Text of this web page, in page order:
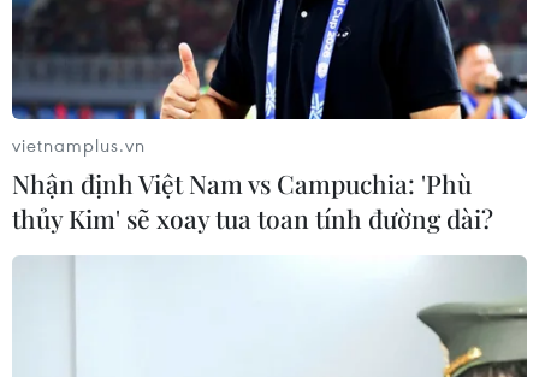
#Bảo tồn giá trị văn hóa phi vật thể
#Dịch chuyển dân cư Hà Nội
#Phát triển khu đô thị mới
#Ghi chép ký ức lịch sử
vietnamplus.vn
Nhận định Việt Nam vs Campuchia: 'Phù
thủy Kim' sẽ xoay tua toan tính đường dài?